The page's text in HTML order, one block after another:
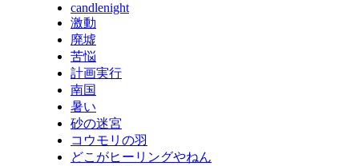
candlenight
激動
廃墟
苦悩
計画実行
南国
暑い
砂の迷宮
コウモリの羽
どこがヒーリングやねん